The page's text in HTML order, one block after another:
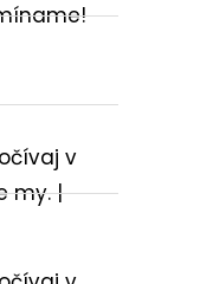
v
my. |